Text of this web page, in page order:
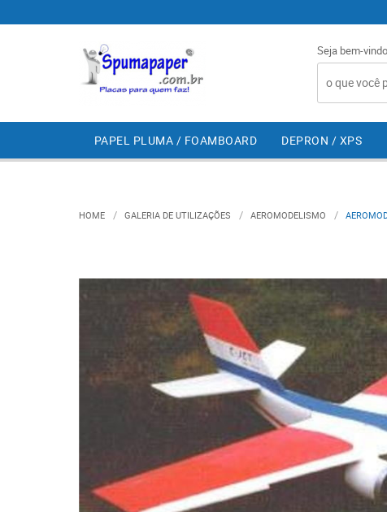
Seja bem-
PAPEL PLUMA / FOAMBOARD DEPRON / XPS
HOME GALERIA DE UTILIZAÇÕES AEROMODELISMO